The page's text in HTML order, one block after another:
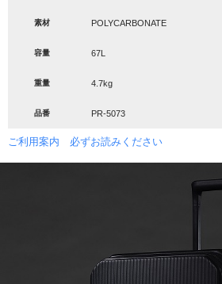
素材 POLYCARBONATE
容量 67L
重量 4.7kg
品番 PR-5073
ご利用案内 必ずお読みください